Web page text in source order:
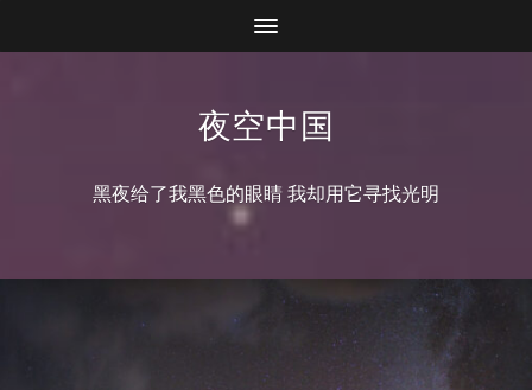
夜空中国
黑夜给了我黑色的眼睛 我却用它寻找光明